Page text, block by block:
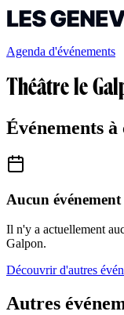
Agenda d'événements
Théâtre le
Événements
Aucun
Il n'y a actuellement
Galpon.
Découvrir d'autres
Autres